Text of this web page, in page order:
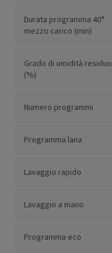
Durata programma 40°
mezzo carico (min)
Grado di umidità residuo
(%)
Numero programmi
Programma lana
Lavaggio rapido
Lavaggio a mano
Programma eco